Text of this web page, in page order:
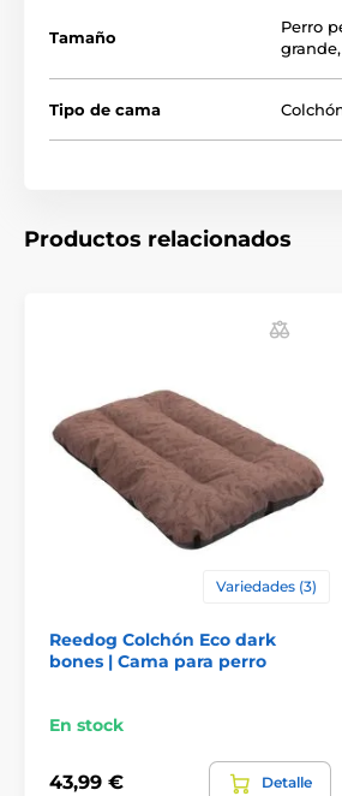
tu compañero
como práctica colchoneta para
seguraen el coche.
Higiene fácil:La funda es
mantenerlo limpio sin esfuerzo.
Aspecto elegante:El diseño
Tamaño
Perro
grande,
Tipo de cama
Productos relacionados
Variedades (3)
Reedog Colchón Eco dark
bones | Cama para perro
En stock
43,99 € Detalle